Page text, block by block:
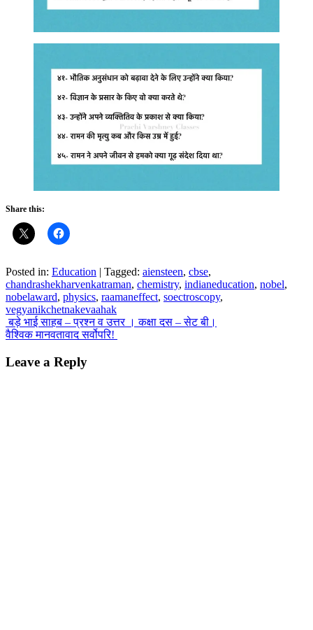
Share this:
Posted in: Education | Tagged: aiensteen, cbse,
chandrashekharvenkatraman, chemistry, indianeducation, nobel,
nobelaward, physics, raamaneffect, soectroscopy,
vegyanikchetnakevaahak
Post
navigation
बड़े भाई साहब – प्रश्न व उत्तर । कक्षा दस – सेट बी।
वैश्विक मानवतावाद सर्वोपरि!
Leave a Reply